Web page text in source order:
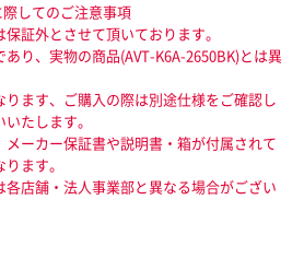
してのご注意事項
証外とさせて頂いております。
り、実物の商品(AVT-K6A-2650BK)とは異
ます、ご購入の際は別途仕様をご確認し
たします。
ーカー保証書や説明書・箱が付属されて
ます。
店舗・法人事業部と異なる場合がござい